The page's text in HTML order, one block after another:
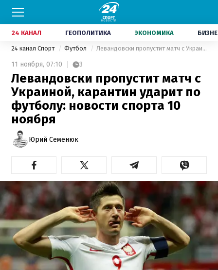
24 КАНАЛ ГЕОПОЛИТИКА ЭКОНОМИКА
24 канал Спорт Футбол Левандовски пропустит матч с Украиной, карантин ударит по футболу: новости спорта 10 ноября
11 ноября, 07:10 3
Левандовски пропустит матч с
Украиной, карантин ударит по
футболу: новости спорта 10
ноября
Юрий Семенюк